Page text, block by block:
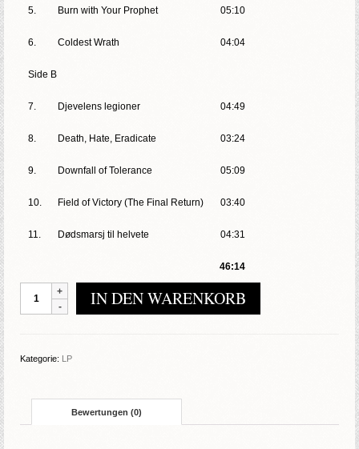
5. Burn with Your Prophet 05:10
6. Coldest Wrath 04:04
Side B
7. Djevelens legioner 04:49
8. Death, Hate, Eradicate 03:24
9. Downfall of Tolerance 05:09
10. Field of Victory (The Final Return) 03:40
11. Dødsmarsj til helvete 04:31
46:14
Age
Reaper
IN DEN WARENKORB
Kategorie: LP
Bewertungen (0)